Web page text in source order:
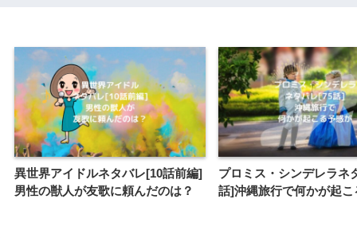
異世界アイドルネタバレ[10話前編]
男性の獣人が友歌に頼んだのは？
プロミス・シンデレラネ
話]沖縄旅行で何かが起こ